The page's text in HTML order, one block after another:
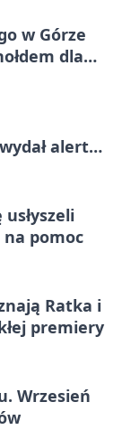
w Górze
dla
alert
pomoc
Ratka i
premiery
Wrzesień